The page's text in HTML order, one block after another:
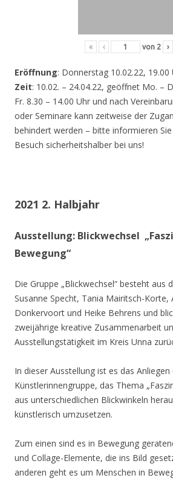
« ‹ von 2 ›
Eröffnung: Donnerstag 10.02.22, 19.00
Zeit: 10.02. – 24.04.22, geöffnet Mo. –
Fr. 8.30 – 14.00 Uhr und nach
oder Seminare kann zeitweise der
behindert werden – bitte informieren
Besuch sicherheitshalber bei uns!
2021 2. Halbjahr
Ausstellung: Blickwechsel
Bewegung“
Die Gruppe „Blickwechsel“ besteht aus
Susanne Specht, Tania Mairitsch-Korte,
Donkervoort und Heike Behrens und
zweijährige kreative Zusammenarbeit
Ausstellungstätigkeit im Kreis Unna
In dieser Ausstellung ist es das Anliegen
Künstlerinnengruppe, das Thema
aus unterschiedlichen Blickwinkeln
künstlerisch umzusetzen.
Zum einen sind es in Bewegung
und Collage-Elemente, die ins Bild
anderen geht es um Menschen in